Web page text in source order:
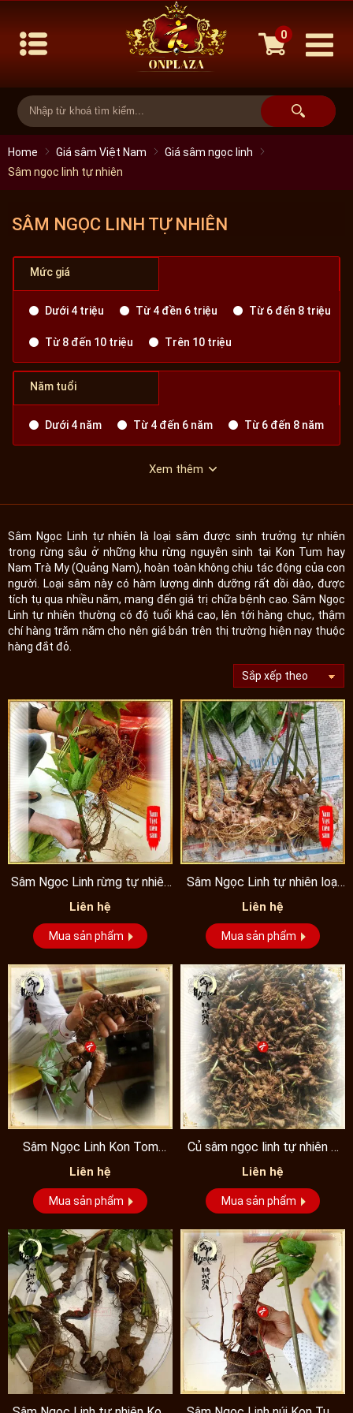
0
Home Giá sâm Việt Nam
Giá sâm ngọc linh
Sâm ngọc linh tự nhiên
SÂM NGỌC LINH TỰ NHIÊN
Mức giá
Dưới 4 triệu Từ 4 đền 6 triệu Từ 6 đến 8 triệu
Từ 8 đến 10 triệu Trên 10 triệu
Năm tuổi
Dưới 4 năm Từ 4 đến 6 năm Từ 6 đến 8 năm
Xem thêm
Sâm Ngọc Linh tự nhiên là loại sâm được sinh trưởng tự nhiên
trong rừng sâu ở những khu rừng nguyên sinh tại Kon Tum hay
Nam Trà My (Quảng Nam), hoàn toàn không chịu tác động của con
người. Loại sâm này có hàm lượng dinh dưỡng rất dồi dào, được
tích tụ qua nhiều năm, mang đến giá trị chữa bệnh cao. Sâm Ngọc
Linh tự nhiên thường có độ tuổi khá cao, lên tới hàng chục, thậm
chí hàng trăm năm cho nên giá bán trên thị trường hiện nay thuộc
hàng đắt đỏ.
Sâm Ngọc Linh rừng tự nhiên
0,4 đến 0,7kg/1 củ...
Liên hệ
Mua sản phẩm
Sâm Ngọc Linh tự nhiên loại
củ nhỏ
Liên hệ
Mua sản phẩm
Sâm Ngọc Linh Kon Tom
khủng 9 lạng/củ
Liên hệ
Mua sản phẩm
Củ sâm ngọc linh tự nhiên 5
năm tuổi loại...
Liên hệ
Mua sản phẩm